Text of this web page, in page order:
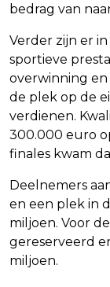
bedrag van
Verder zijn er
sportieve
overwinning en
de plek op de
verdienen.
300.000 euro
finales kwam
Deelnemers
en een plek in
miljoen. Voor
gereserveerd
miljoen.